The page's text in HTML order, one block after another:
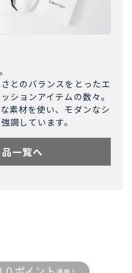
とのバランスをとったエ
ションアイテムの数々。
素材を使い、モダンなシ
調しています。
一覧へ